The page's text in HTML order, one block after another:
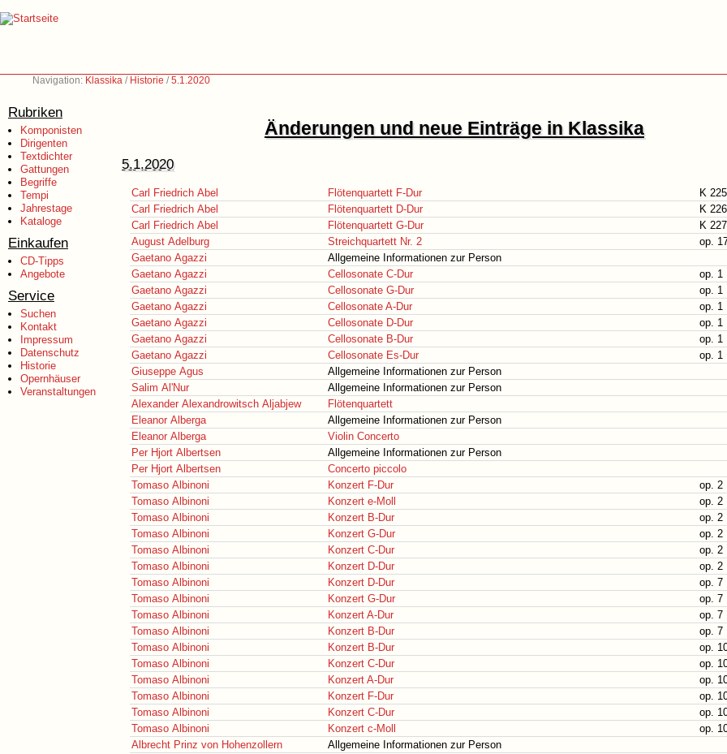
Navigation: Klassika / Historie /5.1.2020
Rubriken
Komponisten
Dirigenten
Textdichter
Gattungen
Begriffe
Tempi
Jahrestage
Kataloge
Einkaufen
CD-Tipps
Angebote
Service
Suchen
Kontakt
Impressum
Datenschutz
Historie
Opernhäuser
Veranstaltungen
Änderungen und neue Einträge in Klassika
5.1.2020
Carl Friedrich Abel Flötenquartett F-Dur
K 225
Carl Friedrich Abel
Flötenquartett D-Dur
K 226
Carl Friedrich Abel
Flötenquartett G-Dur
K 227
August Adelburg
Streichquartett Nr. 2
op.
Gaetano Agazzi
Allgemeine Informationen zur Person
Gaetano Agazzi
Cellosonate C-Dur
op. 1
Gaetano Agazzi
Cellosonate G-Dur
op. 1
Gaetano Agazzi
Cellosonate A-Dur
op. 1
Gaetano Agazzi
Cellosonate D-Dur
op. 1
Gaetano Agazzi
Cellosonate B-Dur
op. 1
Gaetano Agazzi
Cellosonate Es-Dur
op. 1
Giuseppe Agus
Allgemeine Informationen zur Person
Salim Al'Nur
Allgemeine Informationen zur Person
Alexander Alexandrowitsch Aljabjew
Flötenquartett
Eleanor Alberga
Allgemeine Informationen zur Person
Eleanor Alberga
Violin Concerto
Per Hjort Albertsen
Allgemeine Informationen zur Person
Per Hjort Albertsen
Concerto piccolo
Tomaso Albinoni
Konzert F-Dur
op. 2
Tomaso Albinoni
Konzert e-Moll
op. 2
Tomaso Albinoni
Konzert B-Dur
op. 2
Tomaso Albinoni
Konzert G-Dur
op. 2
Tomaso Albinoni
Konzert C-Dur
op. 2
Tomaso Albinoni
Konzert D-Dur
op. 2
Tomaso Albinoni
Konzert D-Dur
op. 7
Tomaso Albinoni
Konzert G-Dur
op. 7
Tomaso Albinoni
Konzert A-Dur
op. 7
Tomaso Albinoni
Konzert B-Dur
op. 7
Tomaso Albinoni
Konzert B-Dur
op.
Tomaso Albinoni
Konzert C-Dur
op.
Tomaso Albinoni
Konzert A-Dur
op.
Tomaso Albinoni
Konzert F-Dur
op.
Tomaso Albinoni
Konzert C-Dur
op.
Tomaso Albinoni
Konzert c-Moll
op.
Albrecht Prinz von Hohenzollern
Allgemeine Informationen zur Person